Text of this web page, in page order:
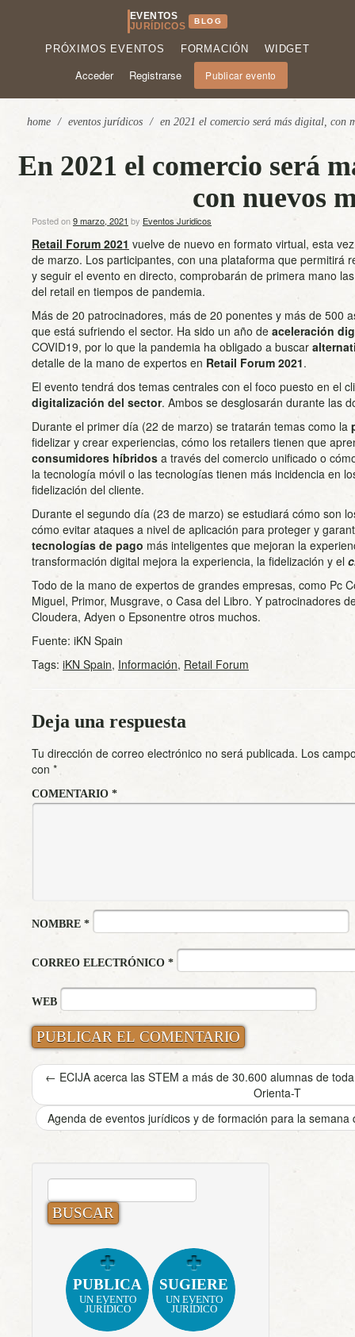
EVENTOS
JURÍDICOS
BLOG
PRÓXIMOS EVENTOS FORMACIÓN WIDGET
Acceder Registrarse Publicar evento
home / eventos jurídicos / en 2021 el comercio será más digital, con
En 2021 el comercio será
con nuevos
Posted on9 marzo, 2021 by Eventos Juridicos
Retail Forum 2021 vuelve de nuevo en formato virtual, esta
de marzo. Los participantes, con una plataforma que permitirá
y seguir el evento en directo, comprobarán de primera mano
del retail en tiempos de pandemia.
Más de 20 patrocinadores, más de 20 ponentes y más de 500
que está sufriendo el sector. Ha sido un año de aceleración
COVID19, por lo que la pandemia ha obligado a buscar
detalle de la mano de expertos en Retail Forum 2021.
El evento tendrá dos temas centrales con el foco puesto en el
digitalización del sector. Ambos se desglosarán durante las
Durante el primer día (22 de marzo) se tratarán temas como la
fidelizar y crear experiencias, cómo los retailers tienen que
consumidores híbridos a través del comercio unificado o
la tecnología móvil o las tecnologías tienen más incidencia en
fidelización del cliente.
Durante el segundo día (23 de marzo) se estudiará cómo son
cómo evitar ataques a nivel de aplicación para proteger y
tecnologías de pago más inteligentes que mejoran la
transformación digital mejora la experiencia, la fidelización y el
Todo de la mano de expertos de grandes empresas, como Pc
Miguel, Primor, Musgrave, o Casa del Libro. Y patrocinadores
Cloudera, Adyen o Epsonentre otros muchos.
Fuente: iKN Spain
Tags: iKN Spain, Información, Retail Forum
Deja una respuesta
Tu dirección de correo electrónico no será publicada. Los
con *
COMENTARIO *
NOMBRE *
CORREO ELECTRÓNICO *
WEB
← ECIJA acerca las STEM a más de 30.600 alumnas de
Orienta-T
Agenda de eventos jurídicos y de formación para la
BUSCAR:
PUBLICA
UN EVENTO
JURÍDICO
SUGIERE
UN EVENTO
JURÍDICO